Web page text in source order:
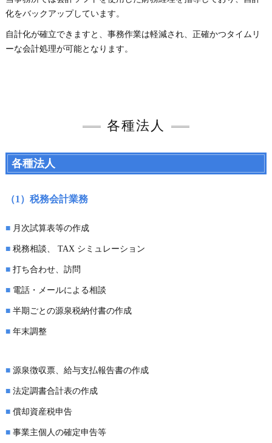
化をバックアップしています。
自計化が確立できますと、事務作業は軽減され、正確かつタイムリ
ーな会計処理が可能となります。
各種法人
各種法人
（1）税務会計業務
■ 月次試算表等の作成
■税務相談、 TAX シミュレーション
■打ち合わせ、訪問
■電話・メールによる相談
■半期ごとの源泉税納付書の作成
■年末調整
■源泉徴収票、給与支払報告書の作成
■法定調書合計表の作成
■償却資産税申告
■事業主個人の確定申告等